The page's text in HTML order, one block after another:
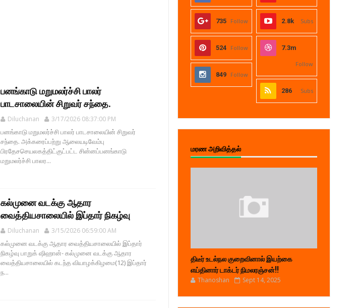
பனங்காடு மறுமலர்ச்சி பாலர்
பாடசாலையின் சிறுவர் சந்தை.
Diluchanan 3/17/2026 08:37:00 PM
பனங்காடு மறுமலர்ச்சி பாலர் பாடசாலையின் சிறுவர்
சந்தை. அக்கரைப்பற்று ஆலையடிவேம்பு
பிரதேசசெயலகத்திட்குட்பட்ட சின்னப்பனங்காடு
மறுமலர்ச்சி பாலர...
கல்முனை வடக்கு ஆதார
வைத்தியசாலையில் இப்தார் நிகழ்வு
Diluchanan 3/15/2026 06:59:00 AM
கல்முனை வடக்கு ஆதார வைத்தியசாலையில் இப்தார்
நிகழ்வு பாறுக் ஷிஹான்- கல்முனை வடக்கு ஆதார
வைத்தியசாலையில் கடந்த வியாழக்கிழமை(12) இப்தார்
ந...
735 Follow 2.8k Subs
524 Follow 7.3m
Follow
849 Follow
286 Subs
மரண அறிவித்தல்
திடீர் உடல்நல குறைவினால் இயற்கை
எய்தினார் டாக்டர் நிமலரஞ்சன்!!
Thanoshan Sept 14, 2025